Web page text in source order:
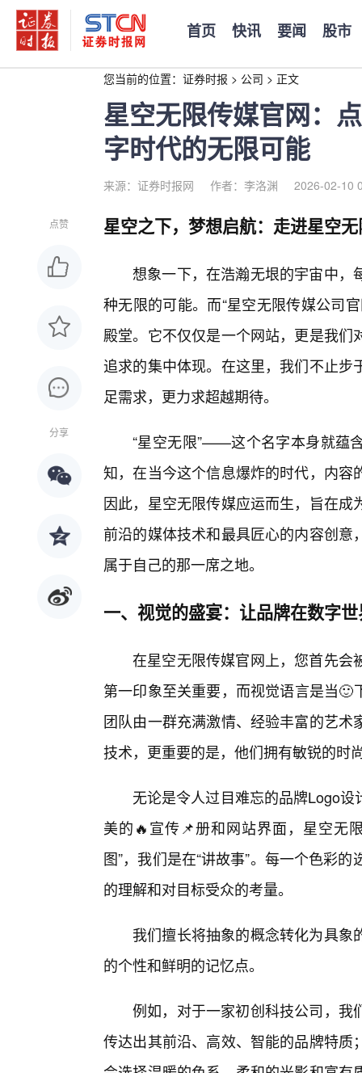
首页 快讯 要闻 股市
您当前的位置： 证券时报 > 公司 > 正文
星空无限传媒官网：
字时代的无限可能
来源：证券时报网 作者：李洛渊 2026-02-10
点赞
分享
星空之下，梦想启航：走进星空
想象一下，在浩瀚无垠的宇宙中，
种无限的可能。而“星空无限传媒公司
殿堂。它不仅仅是一个网站，更是我
追求的集中体现。在这里，我们不止
足需求，更力求超越期待。
“星空无限”——这个名字本身就蕴
知，在当今这个信息爆炸的时代，内
因此，星空无限传媒应运而生，旨在
前沿的媒体技术和最具匠心的内容创
属于自己的那一席之地。
一、视觉的盛宴：让品牌在数字
在星空无限传媒官网上，您首先会
第一印象至关重要，而视觉语言是当
团队由一群充满激情、经验丰富的艺
技术，更重要的是，他们拥有敏锐的时
无论是令人过目难忘的品牌Logo
美的🔥宣传📌册和网站界面，星空无
图”，我们是在“讲故事”。每一个色彩
的理解和对目标受众的考量。
我们擅长将抽象的概念转化为具
的个性和鲜明的记忆点。
例如，对于一家初创科技公司，我
传达出其前沿、高效、智能的品牌特